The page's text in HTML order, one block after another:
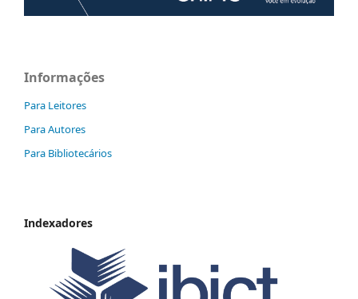
Informações
Para Leitores
Para Autores
Para Bibliotecários
Indexadores